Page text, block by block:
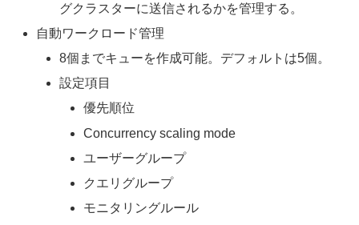
グクラスターに送信されるかを管理する。
自動ワークロード管理
8個までキューを作成可能。デフォルトは5個。
設定項目
優先順位
Concurrency scaling mode
ユーザーグループ
クエリグループ
モニタリングルール